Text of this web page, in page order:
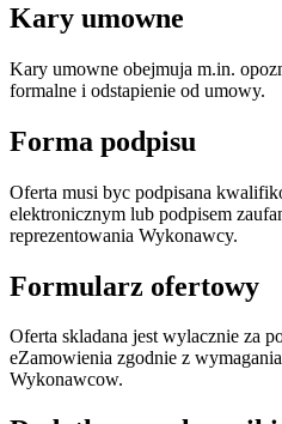
Kary umowne
Kary umowne obejmuja m.in.
formalne i odstapienie od umowy.
Forma podpisu
Oferta musi byc podpisana
elektronicznym lub podpisem
reprezentowania Wykonawcy.
Formularz ofertowy
Oferta skladana jest wylacznie za
eZamowienia zgodnie z
Wykonawcow.